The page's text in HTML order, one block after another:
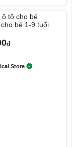
tô cho bé
bé 1-9 tuổi
đ
Store